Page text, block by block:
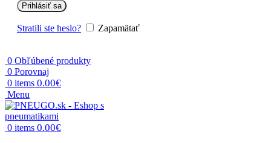
Prihlásiť sa
Stratili ste heslo? Zapamätať
0 Obľúbené produkty
0 Porovnaj
0 items 0.00€
Menu
0 items 0.00€